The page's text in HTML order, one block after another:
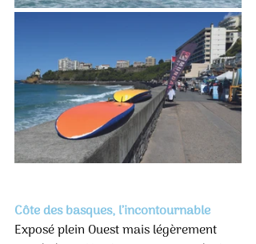
Côte des basques, l’incontournable
Exposé plein Ouest mais légèrement